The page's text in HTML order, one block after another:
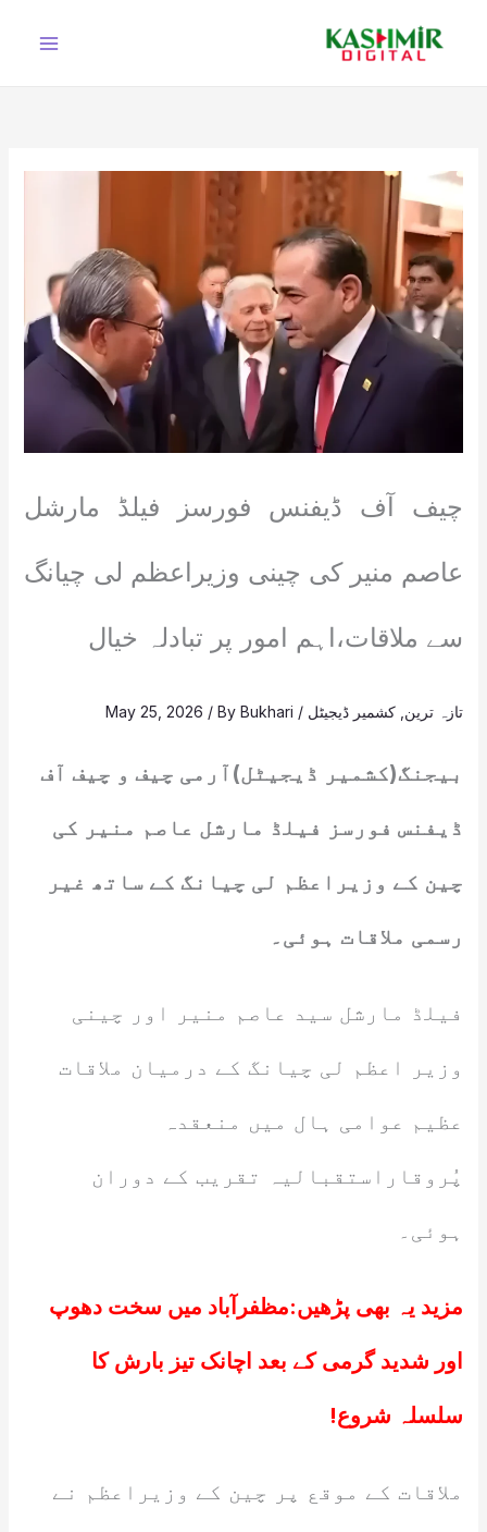
چیف آف ڈیفنس فورسز فیلڈ مارشل
عاصم منیر کی چینی وزیراعظم لی چیانگ
سے ملاقات،اہم امور پر تبادلہ خیال
تازہ ترین کشمیر ڈیجیٹل /
May 25, 2026 / ByBukhari
بیجنگ(کشمیر ڈیجیٹل)آرمی چیف و چیف آف
ڈیفنس فورسز فیلڈ مارشل عاصم منیر کی
چین کے وزیراعظم لی چیانگ کے ساتھ غیر
رسمی ملاقات ہوئی۔
فیلڈ مارشل سید عاصم منیر اور چینی
وزیر اعظم لی چیانگ کے درمیان ملاقات
عظیم عوامی ہال میں منعقدہ
پُروقاراستقبالیہ تقریب کے دوران
ہوئی۔
مزید یہ بھی پڑھیں:مظفرآباد میں سخت دھوپ
اور شدید گرمی کے بعد اچانک تیز بارش کا
سلسلہ شروع!
ملاقات کے موقع پر چین کے وزیراعظم نے